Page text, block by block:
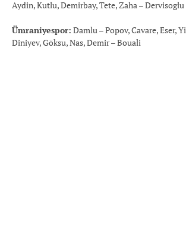
Aydin, Kutlu, Demirbay, Tete, Zaha – Dervisoglu
Ümraniyespor: Damlu – Popov, Cavare, Eser,
Diniyev, Göksu, Nas, Demir – Bouali